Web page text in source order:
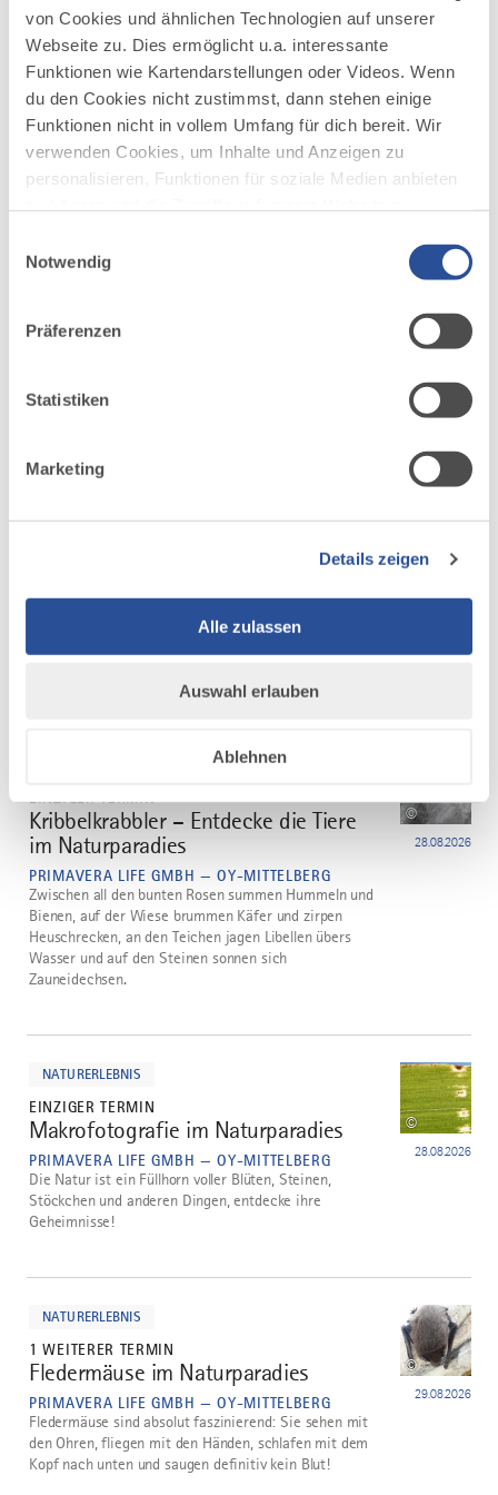
von Cookies und ähnlichen Technologien auf unserer
Webseite zu. Dies ermöglicht u.a. interessante
Funktionen wie Kartendarstellungen oder Videos. Wenn
du den Cookies nicht zustimmst, dann stehen einige
Funktionen nicht in vollem Umfang für dich bereit. Wir
verwenden Cookies, um Inhalte und Anzeigen zu
personalisieren, Funktionen für soziale Medien anbieten
deiner Verwendung unserer Website an unsere Partner
möglicherweise mit weiteren Daten zusammen, die du
Nutzung der Dienste gesammelt haben.
Notwendig
Präferenzen
Statistiken
Marketing
Details zeigen
Alle zulassen
Auswahl erlauben
Ablehnen
NATURERLEBNIS
1
Wildkräuter im Naturparadies
Entdecke die Vielfalt der Wildpflanzen, die sich in den
vergangenen 15 Jahren ohne Zutun der Gärtner im
mehr
NATURERLEBNIS
PRIMAVERA und Lebensvielfalt
Während eines Rundgangs betrachten wir die vier
PRIMAVERA jedoch nicht im Naturparadies, sondern
EINZIGER TERMIN
3
Kribbelkrabbler – Entdecke die Tiere
im Naturparadies
PRIMAVERA LIFE GMBH — OY-MITTELBERG
28.08.2026
©
Zwischen all den bunten Rosen summen Hummeln und
Bienen, auf der Wiese brummen Käfer und zirpen
Heuschrecken, an den Teichen jagen Libellen übers
Wasser und auf den Steinen sonnen sich
Zauneidechsen.
NATURERLEBNIS
EINZIGER TERMIN
4
Makrofotografie im Naturparadies
PRIMAVERA LIFE GMBH — OY-MITTELBERG 28.08.2026
©
Die Natur ist ein Füllhorn voller Blüten, Steinen,
Stöckchen und anderen Dingen, entdecke ihre
Geheimnisse!
NATURERLEBNIS
1 WEITERER TERMIN
5
Fledermäuse im Naturparadies
PRIMAVERA LIFE GMBH — OY-MITTELBERG 29.08.2026
©
Fledermäuse sind absolut faszinierend: Sie sehen mit
den Ohren, fliegen mit den Händen, schlafen mit dem
Kopf nach unten und saugen definitiv kein Blut!